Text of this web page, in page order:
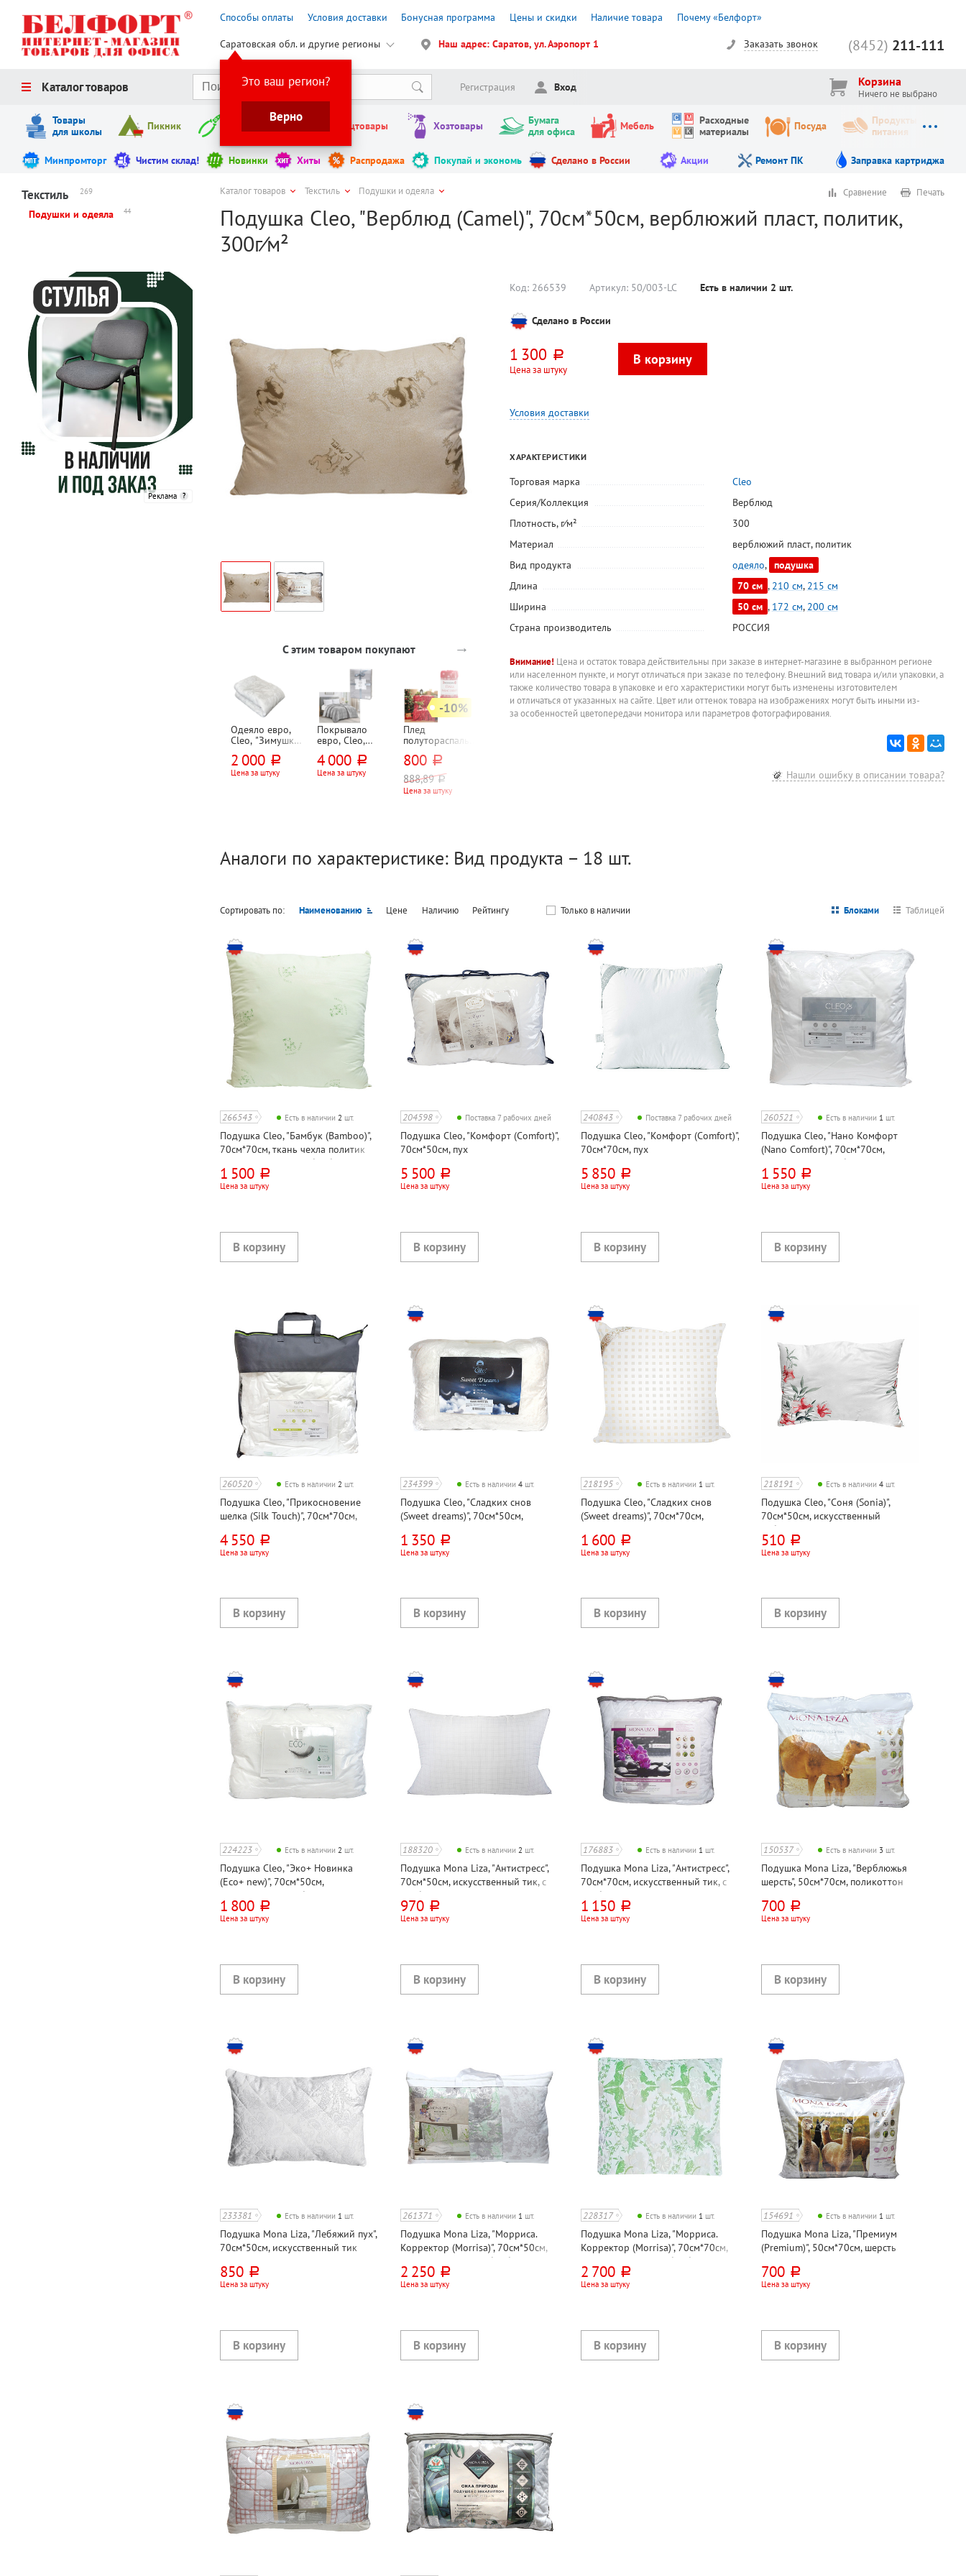
Способы оплаты Условия доставки Бонусная программа Цены и скидки Наличие товара Почему «Белфорт»
Саратовская обл. и другие регионы
Это ваш регион?
Верно
Наш адрес: Саратов, ул. Аэропорт 1 (8452) 211-111
Заказать звонок
Каталог товаров Регистрация Вход Корзина
Ничего не выбрано
Товары
для школы
Пикник Инструменты Канцтовары Хозтовары
Бумага
для офиса
Мебель
Расходные
материалы
Посуда
Продукты
питания
Минпромторг Чистим склад! Новинки Хиты Распродажа Покупай и экономь Сделано в России Акции Ремонт ПК Заправка картриджа
Текстиль 269
Подушки и одеяла 44
Реклама
Каталог товаров Текстиль Подушки и одеяла
Подушка Cleo, "Верблюд (Camel)", 70см*50см, верблюжий пласт, политик,
300г⁄м²
Сравнение Печать
С этим товаром покупают →
Одеяло евро,
Cleo, "Зимушка",
искусственный
лебяжий пух,
2 000 руб.
Цена за штуку
Покрывало
евро, Cleo,
(Terry)",
220см*200см,
4 000 руб.
Цена за штуку
-10%
Плед
полутораспальн
Я, "Снежинки",
180см*150см,
красный,
полиэстер
800 руб.
888,89 руб.
Цена за штуку
Код: 266539 Артикул: 50/003-LC Есть в наличии 2 шт.
Сделано в России
1 300 руб.
Цена за штуку
Условия доставки
ХАРАКТЕРИСТИКИ
Торговая марка
Cleo
Серия/Коллекция
Верблюд
Плотность, г⁄м²
300
Материал
верблюжий пласт, политик
Вид продукта
одеяло, подушка
Длина
70 см , 210 см, 215 см
Ширина
50 см , 172 см, 200 см
Страна производитель
РОССИЯ
Внимание! Цена и остаток товара действительны при заказе в интернет-магазине в выбранном регионе
или населенном пункте, и могут отличаться при заказе по телефону. Внешний вид товара и/или упаковки, а
также количество товара в упаковке и его характеристики могут быть изменены изготовителем
и отличаться от указанных на сайте. Цвет или оттенок товара на изображениях могут быть иными из-
за особенностей цветопередачи монитора или параметров фотографирования.
Нашли ошибку в описании товара?
Аналоги по характеристике: Вид продукта – 18 шт.
Сортировать по: Наименованию Цене Наличию Рейтингу Только в наличии Блоками Таблицей
266543 Есть в наличии2 шт.
Подушка Cleo, "Бамбук (Bamboo)",
70см*70см, ткань чехла политик
100%, наполнитель бамбуковый
пласт 30%, 300г⁄м²
1 500 руб.
Цена за штуку
204598 Поставка 7 рабочих дней
Подушка Cleo, "Комфорт (Comfort)",
70см*50см, пух
5 500 руб.
Цена за штуку
240843 Поставка 7 рабочих дней
Подушка Cleo, "Комфорт (Comfort)",
70см*70см, пух
5 850 руб.
Цена за штуку
260521 Есть в наличии 1 шт.
Подушка Cleo, "Нано Комфорт
(Nano Comfort)", 70см*70см,
искусственный лебяжий пух, тик
1 550 руб.
Цена за штуку
260520 Есть в наличии 2 шт.
Подушка Cleo, "Прикосновение
шелка (Silk Touch)", 70см*70см,
волокно, модал
4 550 руб.
Цена за штуку
234399 Есть в наличии4 шт.
Подушка Cleo, "Сладких снов
(Sweet dreams)", 70см*50см,
1 350 руб.
Цена за штуку
218195 Есть в наличии 1 шт.
Подушка Cleo, "Сладких снов
(Sweet dreams)", 70см*70см,
1 600 руб.
Цена за штуку
218191 Есть в наличии4 шт.
Подушка Cleo, "Соня (Sonia)",
70см*50см, искусственный
лебяжий пух
510 руб.
Цена за штуку
224223 Есть в наличии2 шт.
Подушка Cleo, "Эко+ Новинка
(Eco+ new)", 70см*50см,
искусственный лебяжий пух, тик
1 800 руб.
Цена за штуку
188320 Есть в наличии2 шт.
Подушка Mona Liza, "Антистресс",
70см*50см, искусственный тик, с
карбоновой нитью
970 руб.
Цена за штуку
176883 Есть в наличии 1 шт.
Подушка Mona Liza, "Антистресс",
70см*70см, искусственный тик, с
карбоновой нитью
1 150 руб.
Цена за штуку
150537 Есть в наличии 3 шт.
Подушка Mona Liza, "Верблюжья
шерсть", 50см*70см, поликоттон
700 руб.
Цена за штуку
233381 Есть в наличии 1 шт.
Подушка Mona Liza, "Лебяжий пух",
70см*50см, искусственный тик
850 руб.
Цена за штуку
261371 Есть в наличии 1 шт.
Подушка Mona Liza, "Морриса.
Корректор (Morrisa)", 70см*50см,
полиэстер+шерсть+бамбук
2 250 руб.
Цена за штуку
228317 Есть в наличии 1 шт.
Подушка Mona Liza, "Морриса.
Корректор (Morrisa)", 70см*70см,
полиэстер+шерсть+бамбук
2 700 руб.
Цена за штуку
154691 Есть в наличии 1 шт.
Подушка Mona Liza, "Премиум
(Premium)", 50см*70см, шерсть
700 руб.
Цена за штуку